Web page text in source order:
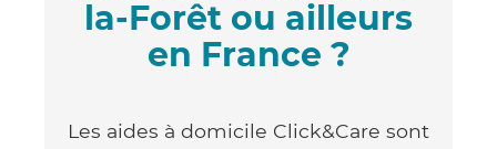
la-Forêt ou ailleurs
en France ?
Les aides à domicile Click&Care sont